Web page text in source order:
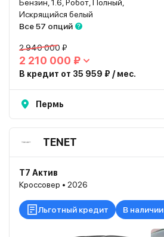
Бензин, 1.6, Робот, Полный,
Искрящийся белый
Все 57 опций
2 940 000 ₽
2 210 000 ₽
В кредит от 35 959 ₽ / мес.
Пермь
TENET
T7 Актив
Кроссовер • 2026
Льготный кредит В наличии